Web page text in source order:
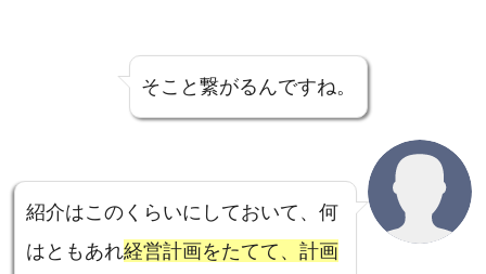
そこと繋がるんですね。
紹介はこのくらいにしておいて、何
はともあれ経営計画をたてて、計画